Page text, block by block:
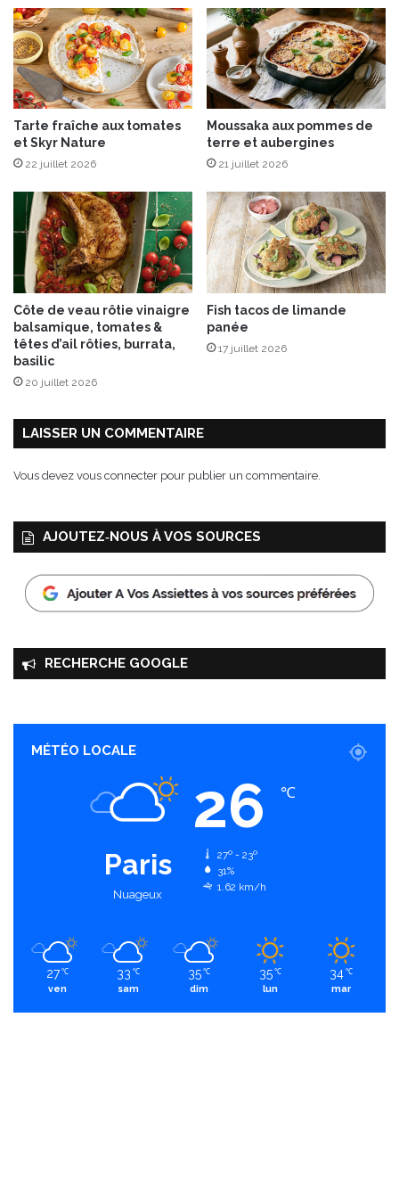
t
s
,
l
e
c
a
d
e
a
l
p
o
u
t
s
e
g
d
r
u
i
t
s
s
e
c
s
Tarte fraîche aux tomates
et Skyr Nature
22 juillet 2026
Moussaka aux pommes de
terre et aubergines
21 juillet 2026
Côte de veau rôtie vinaigre
balsamique, tomates &
têtes d’ail rôties, burrata,
basilic
20 juillet 2026
Fish tacos de limande
panée
17 juillet 2026
LAISSER UN COMMENTAIRE
Vous devez vous connecter pour publier un commentaire.
AJOUTEZ‑NOUS À VOS SOURCES
RECHERCHE GOOGLE
MÉTÉO LOCALE
Paris
Nuageux
26 ℃
27º - 23º
31%
1.62 km/h
27 ℃
ven
33 ℃
sam
35 ℃
dim
35 ℃
lun
34 ℃
mar